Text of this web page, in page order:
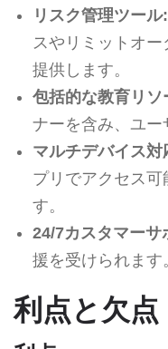
リスク管理ツール:
スやリミットオ
提供します。
包括的な教育リソ
ナーを含み、ユー
マルチデバイス対
プリでアクセス可
す。
24/7カスタマーサ
援を受けられます
利点と欠点